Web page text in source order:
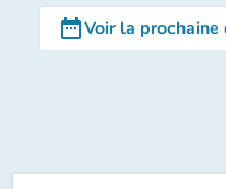
date_rangeVoir la